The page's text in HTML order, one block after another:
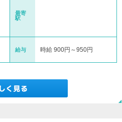
最寄
駅
給与 時給 900円～950円